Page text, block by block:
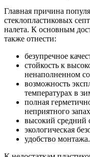
Главная причина
стеклопластиковых
налета. К основным
также отнести:
безупречное
стойкость к
ненаполненном
возможность
температурах в
полная
неприятного
высокий средний
экологическая
удобство монтажа.